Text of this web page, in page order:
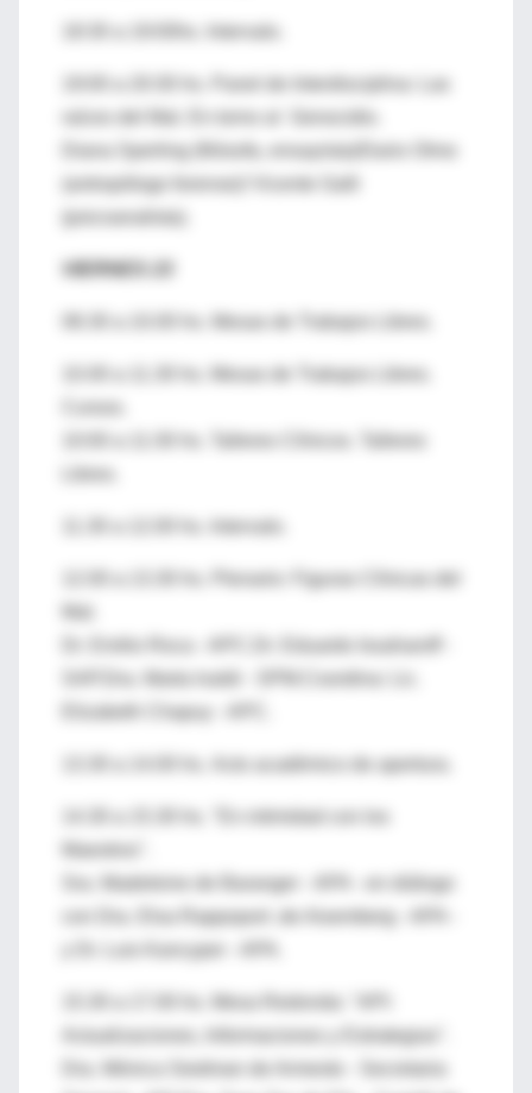
(antropólogo forense)/ Vicente Galli
08.30 a 10.00 hs. Mesas de Trabajos Libres.
10.00 a 11.30 hs. Mesas de Trabajos Libres.
12.00 a 13.30 hs. Plenario: Figuras Clínicas del
Elizabeth Chapuy - APC.
13.30 a 14.00 hs. Acto académico de apertura.
Sra. Madeleine de Baranger - APA - en diálogo
con Dra. Elsa Rappoport .de Aisemberg - APA -
y Dr. Luis Kancyper - APA.
Actualizaciones, Informaciones y Estrategias".